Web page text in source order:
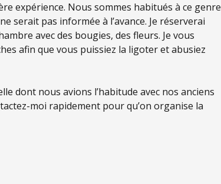
expérience. Nous sommes habitués à ce genre
serait pas informée à l’avance. Je réserverai
avec des bougies, des fleurs. Je vous
afin que vous puissiez la ligoter et abusiez
dont nous avions l’habitude avec nos anciens
moi rapidement pour qu’on organise la